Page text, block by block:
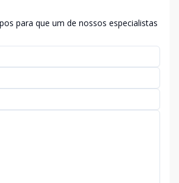
para que um de nossos especialistas